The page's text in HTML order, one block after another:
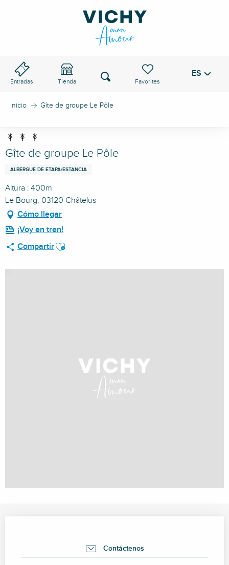
Entradas Tienda
Voir les favoris
Buscar ES
Inicio Gîte de groupe Le Pôle
Gîte de groupe Le Pôle
ALBERGUE DE ETAPA/ESTANCIA
Altura : 400m
Le Bourg, 03120 Châtelus
Cómo llegar
¡Voy en tren!
CompartirAjouter aux favoris
Contáctenos